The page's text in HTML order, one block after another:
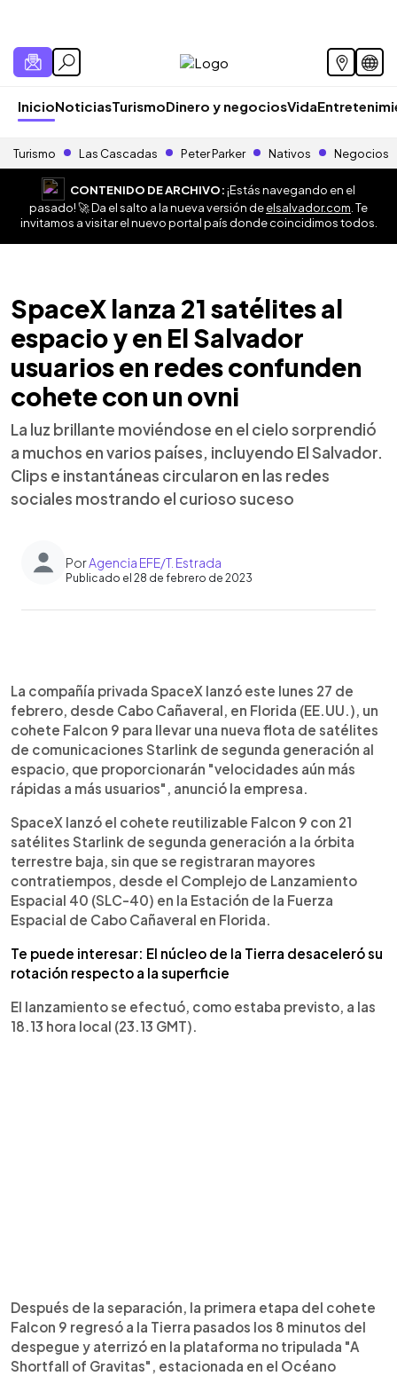
InicioNoticiasTurismoDinero y negociosVida
Turismo Las Cascadas Peter Parker Nativos Negocios
CONTENIDO DE ARCHIVO:¡Estás navegando en el
pasado! 🚀 Da el salto a la nueva versión deelsalvador.com . Te
invitamos a visitar el nuevo portal país donde coincidimos todos.
SpaceX lanza 21 satélites al
espacio y en El Salvador
usuarios en redes confunden
cohete con un ovni
La luz brillante moviéndose en el cielo sorprendió
a muchos en varios países, incluyendo El Salvador.
Clips e instantáneas circularon en las redes
sociales mostrando el curioso suceso
PorAgencia EFE/T. Estrada
Publicado el 28 de febrero de 2023
Escuchar artículo
La compañía privada SpaceX lanzó este lunes 27 de
febrero, desde Cabo Cañaveral, en Florida (EE.UU.), un
cohete Falcon 9 para llevar una nueva flota de satélites
de comunicaciones Starlink de segunda generación al
espacio, que proporcionarán "velocidades aún más
rápidas a más usuarios", anunció la empresa.
SpaceX lanzó el cohete reutilizable Falcon 9 con 21
satélites Starlink de segunda generación a la órbita
terrestre baja, sin que se registraran mayores
contratiempos, desde el Complejo de Lanzamiento
Espacial 40 (SLC-40) en la Estación de la Fuerza
Espacial de Cabo Cañaveral en Florida.
Te puede interesar: El núcleo de la Tierra desaceleró su
rotación respecto a la superficie
El lanzamiento se efectuó, como estaba previsto, a las
18.13 hora local (23.13 GMT).
Después de la separación, la primera etapa del cohete
Falcon 9 regresó a la Tierra pasados los 8 minutos del
despegue y aterrizó en la plataforma no tripulada "A
Shortfall of Gravitas", estacionada en el Océano